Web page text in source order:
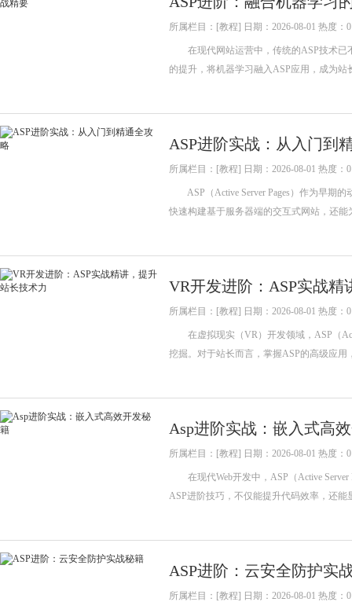
所属栏目：[教程] 日期：2026-08-01 热度：0
在现代网站运营中，传统的ASP技术已
的提升，将机器学习融入ASP应用，成为
ASP进阶实战：从入门到
所属栏目：[教程] 日期：2026-08-01 热度：0
ASP（Active Server Pages）作为早期的
快速构建基于服务器端的交互式网站，还
VR开发进阶：ASP实战精
所属栏目：[教程] 日期：2026-08-01 热度：0
在虚拟现实（VR）开发领域，ASP（
挖掘。对于站长而言，掌握ASP的高级应
Asp进阶实战：嵌入式高
所属栏目：[教程] 日期：2026-08-01 热度：0
在现代Web开发中，ASP（Active Server
ASP进阶技巧，不仅能提升代码效率，还
ASP进阶：云安全防护实
所属栏目：[教程] 日期：2026-08-01 热度：0